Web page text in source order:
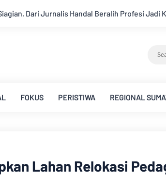
Profesi Jadi Kontraktor Sukses Aroma
FOKUS PERISTIWA REGIONAL
Lahan Relokasi